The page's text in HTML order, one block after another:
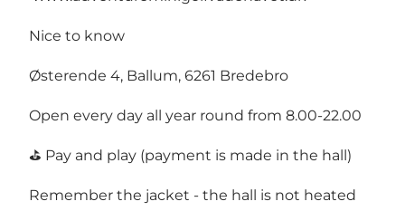
Nice to know
Østerende 4, Ballum, 6261 Bredebro
Open every day all year round from 8.00-22.00
⛳️ Pay and play (payment is made in the hall)
Remember the jacket - the hall is not heated